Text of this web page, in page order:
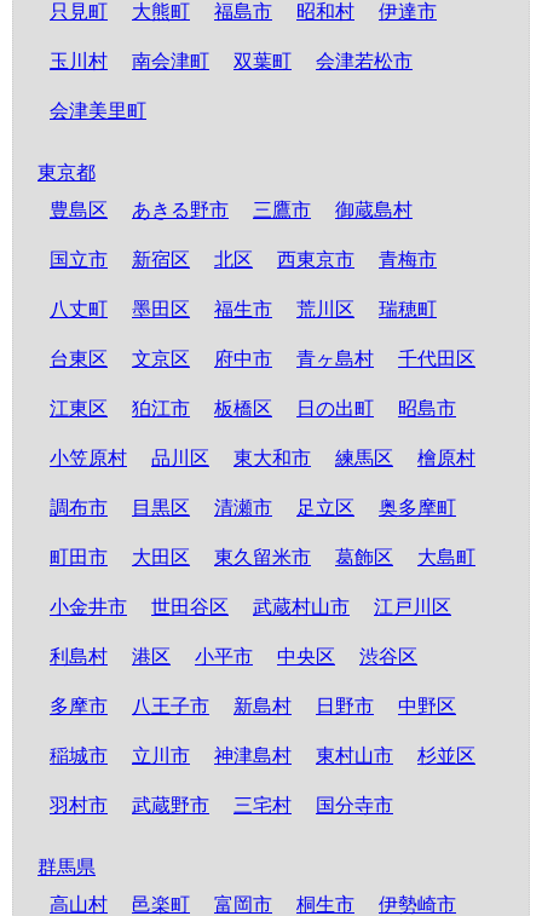
只見町 大熊町 福島市 昭和村 伊達市
玉川村 南会津町 双葉町 会津若松市
会津美里町
東京都
豊島区
あきる野市 三鷹市 御蔵島村
国立市 新宿区 北区 西東京市 青梅市
八丈町 墨田区 福生市 荒川区 瑞穂町
台東区 文京区 府中市 青ヶ島村 千代田区
江東区 狛江市 板橋区 日の出町 昭島市
小笠原村 品川区 東大和市 練馬区 檜原村
調布市 目黒区 清瀬市 足立区 奥多摩町
町田市 大田区 東久留米市 葛飾区 大島町
小金井市 世田谷区 武蔵村山市 江戸川区
利島村 港区 小平市 中央区 渋谷区
多摩市 八王子市 新島村 日野市 中野区
稲城市 立川市 神津島村 東村山市 杉並区
羽村市 武蔵野市 三宅村 国分寺市
群馬県
高山村
邑楽町 富岡市 桐生市 伊勢崎市